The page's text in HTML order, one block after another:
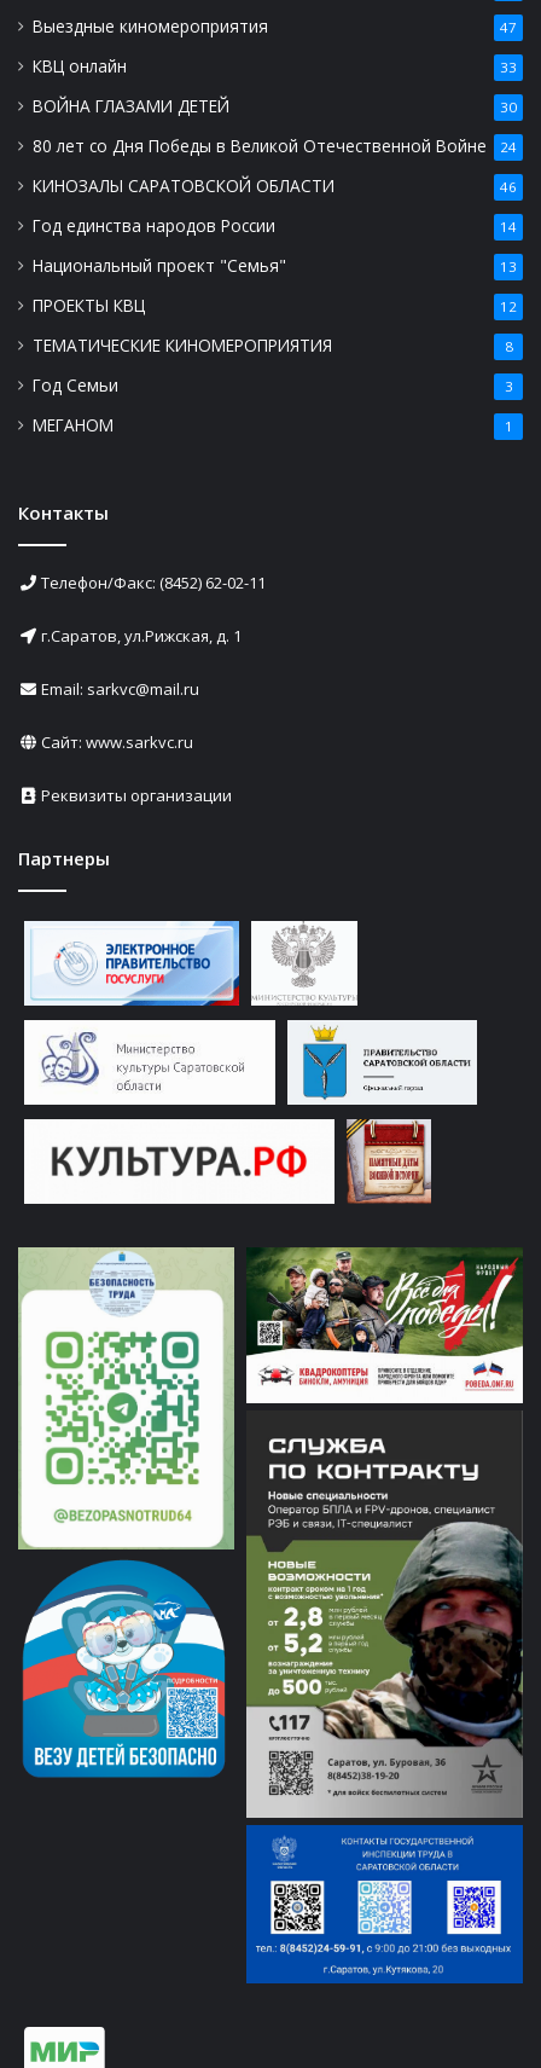
Выездные киномероприятия 47
КВЦ онлайн 33
ВОЙНА ГЛАЗАМИ ДЕТЕЙ 30
80 лет со Дня Победы в Великой Отечественной Войне 24
КИНОЗАЛЫ САРАТОВСКОЙ ОБЛАСТИ 46
Год единства народов России 14
Национальный проект "Семья" 13
ПРОЕКТЫ КВЦ 12
ТЕМАТИЧЕСКИЕ КИНОМЕРОПРИЯТИЯ 8
Год Семьи 3
МЕГАНОМ 1
Контакты
Телефон/Факс: (8452) 62-02-11
г.Саратов, ул.Рижская, д. 1
Email: sarkvc@mail.ru
Сайт: www.sarkvc.ru
Реквизиты организации
Партнеры